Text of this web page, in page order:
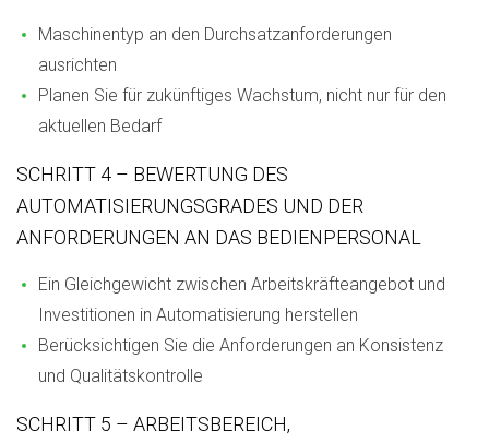
Maschinentyp an den Durchsatzanforderungen
ausrichten
Planen Sie für zukünftiges Wachstum, nicht nur für den
aktuellen Bedarf
SCHRITT 4 – BEWERTUNG DES
AUTOMATISIERUNGSGRADES UND DER
ANFORDERUNGEN AN DAS BEDIENPERSONAL
Ein Gleichgewicht zwischen Arbeitskräfteangebot und
Investitionen in Automatisierung herstellen
Berücksichtigen Sie die Anforderungen an Konsistenz
und Qualitätskontrolle
SCHRITT 5 – ARBEITSBEREICH,